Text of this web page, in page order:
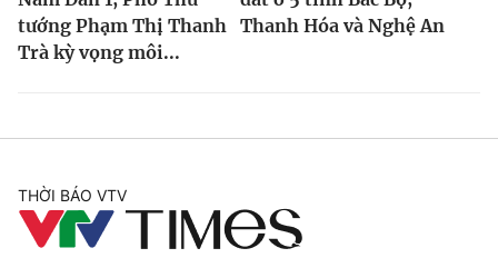
tướng Phạm Thị Thanh
Trà kỳ vọng môi...
Thanh Hóa và Nghệ An
THỜI BÁO VTV